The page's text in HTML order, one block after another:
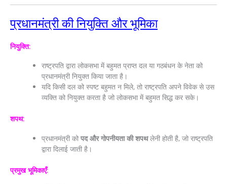
प्रधानमंत्री की नियुक्ति और भूमिका
नियुक्ति:
राष्ट्रपति द्वारा लोकसभा में बहुमत प्राप्त दल या गठबंधन के नेता को
प्रधानमंत्री नियुक्त किया जाता है।
यदि किसी दल को स्पष्ट बहुमत न मिले, तो राष्ट्रपति अपने विवेक से उस
व्यक्ति को नियुक्त करता है जो लोकसभा में बहुमत सिद्ध कर सके।
शपथ:
प्रधानमंत्री को पद और गोपनीयता की शपथलेनी होती है, जो राष्ट्रपति
द्वारा दिलाई जाती है।
प्रमुख भूमिकाएँ: